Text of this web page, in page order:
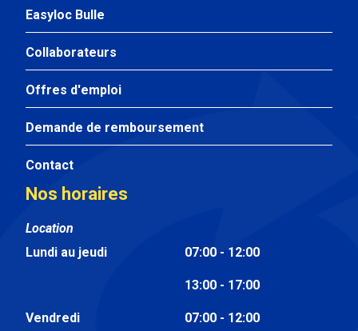
Easyloc Bulle
Collaborateurs
Offres d'emploi
Demande de remboursement
Contact
Nos horaires
Location
Lundi au jeudi
07:00 - 12:00
13:00 - 17:00
Vendredi 07:00 - 12:00